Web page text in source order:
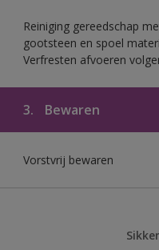
Reiniging gereedschap
gootsteen en spoel
Verfresten afvoeren
3. Bewaren
Vorstvrij bewaren